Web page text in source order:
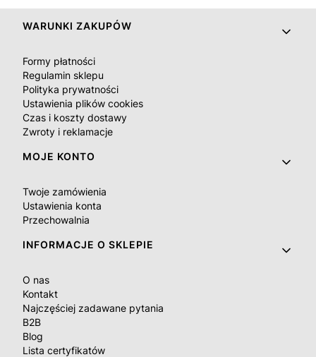
Linki w stopce
WARUNKI ZAKUPÓW
Formy płatności
Regulamin sklepu
Polityka prywatności
Ustawienia plików cookies
Czas i koszty dostawy
Zwroty i reklamacje
MOJE KONTO
Twoje zamówienia
Ustawienia konta
Przechowalnia
INFORMACJE O SKLEPIE
O nas
Kontakt
Najczęściej zadawane pytania
B2B
Blog
Lista certyfikatów